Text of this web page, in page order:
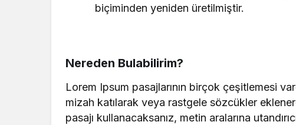
biçiminden yeniden üretilmiştir.
Nereden Bulabilirim?
Lorem Ipsum pasajlarının birçok çeşitlemesi
mizah katılarak veya rastgele sözcükler
pasajı kullanacaksanız, metin aralarına